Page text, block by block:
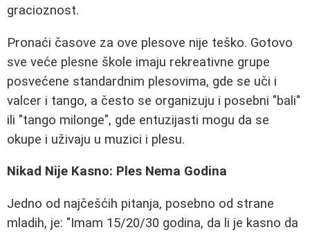
gracioznost.
Pronaći časove za ove plesove nije teško. Gotovo
sve veće plesne škole imaju rekreativne grupe
posvećene standardnim plesovima, gde se uči i
valcer i tango, a često se organizuju i posebni "bali"
ili "tango milonge", gde entuzijasti mogu da se
okupe i uživaju u muzici i plesu.
Nikad Nije Kasno: Ples Nema Godina
Jedno od najčešćih pitanja, posebno od strane
mladih, je: "Imam 15/20/30 godina, da li je kasno da